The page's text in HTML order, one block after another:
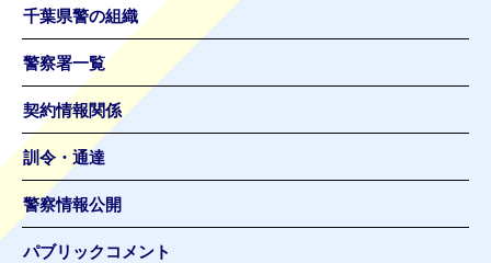
千葉県警の組織
警察署一覧
契約情報関係
訓令・通達
警察情報公開
パブリックコメント